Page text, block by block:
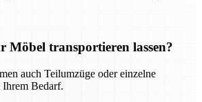
Möbel transportieren lassen?
auch Teilumzüge oder einzelne
Ihrem Bedarf.